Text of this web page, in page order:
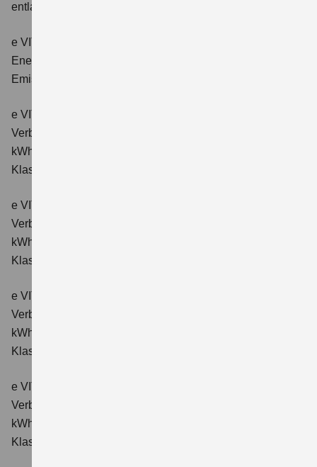
entladener Batterie): E.
e VITARA eAxle Club (49 kWh-Batterie)
Energieverbrauch kombiniert: 14,9 kWh/100km; CO₂-
Emissionen kombiniert: 0 g/km; CO₂-Klasse: A.
e VITARA eAxle Comfort (61 kWh-Batterie)
Verbrauchswerte: Energieverbrauch kombiniert: 15,1
kWh/100km; CO₂-Emissionen kombiniert: 0 g/km; CO₂-
Klasse: A.
e VITARA eAxle ALLGRIP-e Comfort (61 kWh-Batterie)
Verbrauchswerte: Energieverbrauch kombiniert: 16,6
kWh/100km; CO₂-Emissionen kombiniert: 0 g/km; CO₂-
Klasse: A.
e VITARA eAxle Comfort+ (61 kWh-Batterie)
Verbrauchswerte: Energieverbrauch kombiniert: 15,1
kWh/100km; CO₂-Emissionen kombiniert: 0 g/km; CO₂-
Klasse: A.
e VITARA eAxle ALLGRIP-e Comfort+ (61 kWh-Batterie)
Verbrauchswerte: Energieverbrauch kombiniert: 16,6
kWh/100 km; CO₂-Emissionen kombiniert: 0 g/km; CO₂-
Klasse: A.